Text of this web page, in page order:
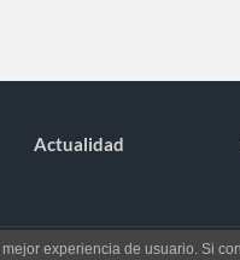
Actualidad
experiencia de usuario. Si